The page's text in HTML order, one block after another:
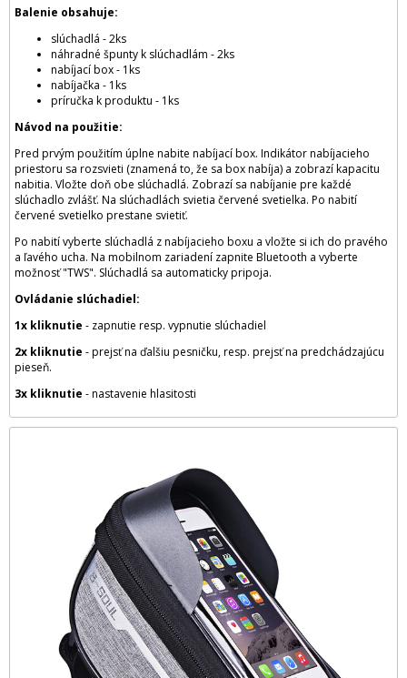
Balenie obsahuje:
slúchadlá - 2ks
náhradné špunty k slúchadlám - 2ks
nabíjací box - 1ks
nabíjačka - 1ks
príručka k produktu - 1ks
Návod na použitie:
Pred prvým použitím úplne nabite nabíjací box. Indikátor nabíjacieho
priestoru sa rozsvieti (znamená to, že sa box nabíja) a zobrazí kapacitu
nabitia. Vložte doň obe slúchadlá. Zobrazí sa nabíjanie pre každé
slúchadlo zvlášť. Na slúchadlách svietia červené svetielka. Po nabití
červené svetielko prestane svietiť.
Po nabití vyberte slúchadlá z nabíjacieho boxu a vložte si ich do pravého
a ľavého ucha. Na mobilnom zariadení zapnite Bluetooth a vyberte
možnosť "TWS". Slúchadlá sa automaticky pripoja.
Ovládanie slúchadiel:
1x kliknutie - zapnutie resp. vypnutie slúchadiel
2x kliknutie - prejsť na ďalšiu pesničku, resp. prejsť na predchádzajúcu
pieseň.
3x kliknutie - nastavenie hlasitosti